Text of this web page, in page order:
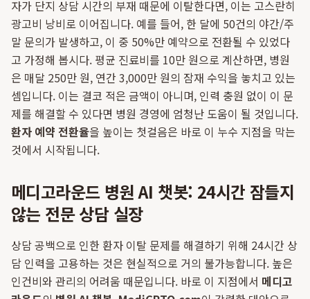
자가 단지 상담 시간의 부재 때문에 이탈한다면, 이는 고스란히
광고비 낭비로 이어집니다. 예를 들어, 한 달에 50건의 야간/주
말 문의가 발생하고, 이 중 50%만 예약으로 전환될 수 있었다
고 가정해 봅시다. 평균 진료비를 10만 원으로 계산하면, 병원
은 매달 250만 원, 연간 3,000만 원의 잠재 수익을 놓치고 있는
셈입니다. 이는 결코 적은 금액이 아니며, 인력 충원 없이 이 문
제를 해결할 수 있다면 병원 경영에 엄청난 도움이 될 것입니다.
환자 예약 전환율을 높이는 첫걸음은 바로 이 누수 지점을 막는
것에서 시작됩니다.
메디고라운드 병원 AI 챗봇: 24시간 잠들지
않는 전문 상담 실장
상담 공백으로 인한 환자 이탈 문제를 해결하기 위해 24시간 상
담 인력을 고용하는 것은 현실적으로 거의 불가능합니다. 높은
인건비와 관리의 어려움 때문입니다. 바로 이 지점에서 메디고